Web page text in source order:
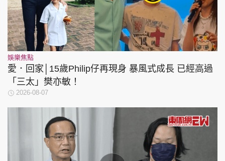
娛樂焦點
愛．回家│15歲Philip仔再現身 暴風式成長 已經高過
「三太」樊亦敏！
2026-08-07